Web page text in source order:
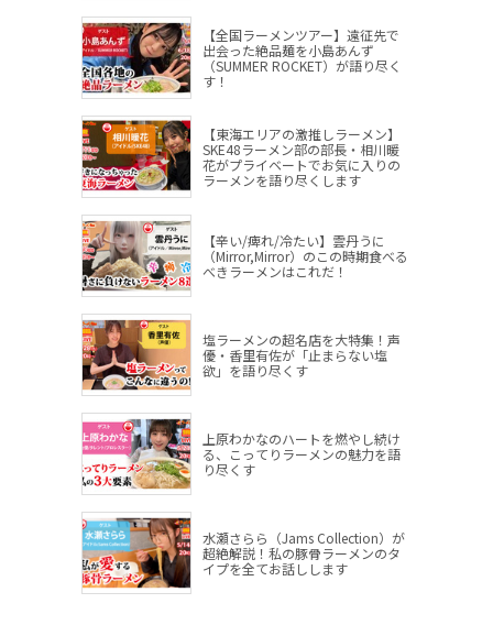
【全国ラーメンツアー】遠征先で
出会った絶品麺を小島あんず
（SUMMER ROCKET）が語り尽く
す！
【東海エリアの激推しラーメン】
SKE48ラーメン部の部長・相川暖
花がプライベートでお気に入りの
ラーメンを語り尽くします
【辛い/痺れ/冷たい】雲丹うに
（Mirror,Mirror）のこの時期食べる
べきラーメンはこれだ！
塩ラーメンの超名店を大特集！声
優・香里有佐が「止まらない塩
欲」を語り尽くす
上原わかなのハートを燃やし続け
る、こってりラーメンの魅力を語
り尽くす
水瀬さらら（Jams Collection）が
超絶解説！私の豚骨ラーメンのタ
イプを全てお話しします